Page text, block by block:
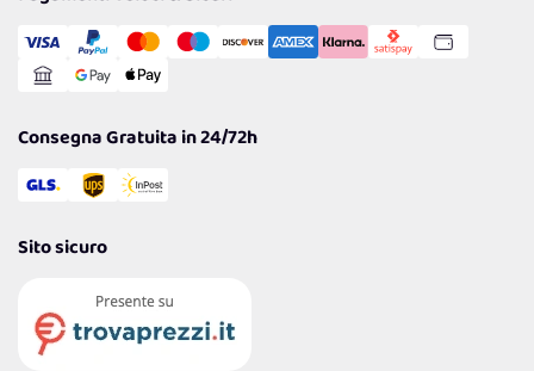
Gestisci Cookie
Reso Facile e Veloce
Consegna Gratuita in 24/72h
Sito sicuro